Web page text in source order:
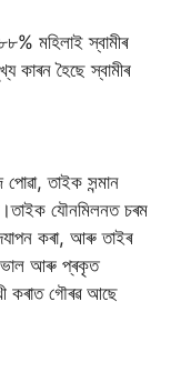
মহিলাই স্বামীৰ
কাৰন হৈছে স্বামীৰ
তাইক সন্মান
যৌনমিলনত চৰম
কৰা, আৰু তাইৰ
ভাল আৰু প্ৰকৃত
কৰাত গৌৰৱ আছে